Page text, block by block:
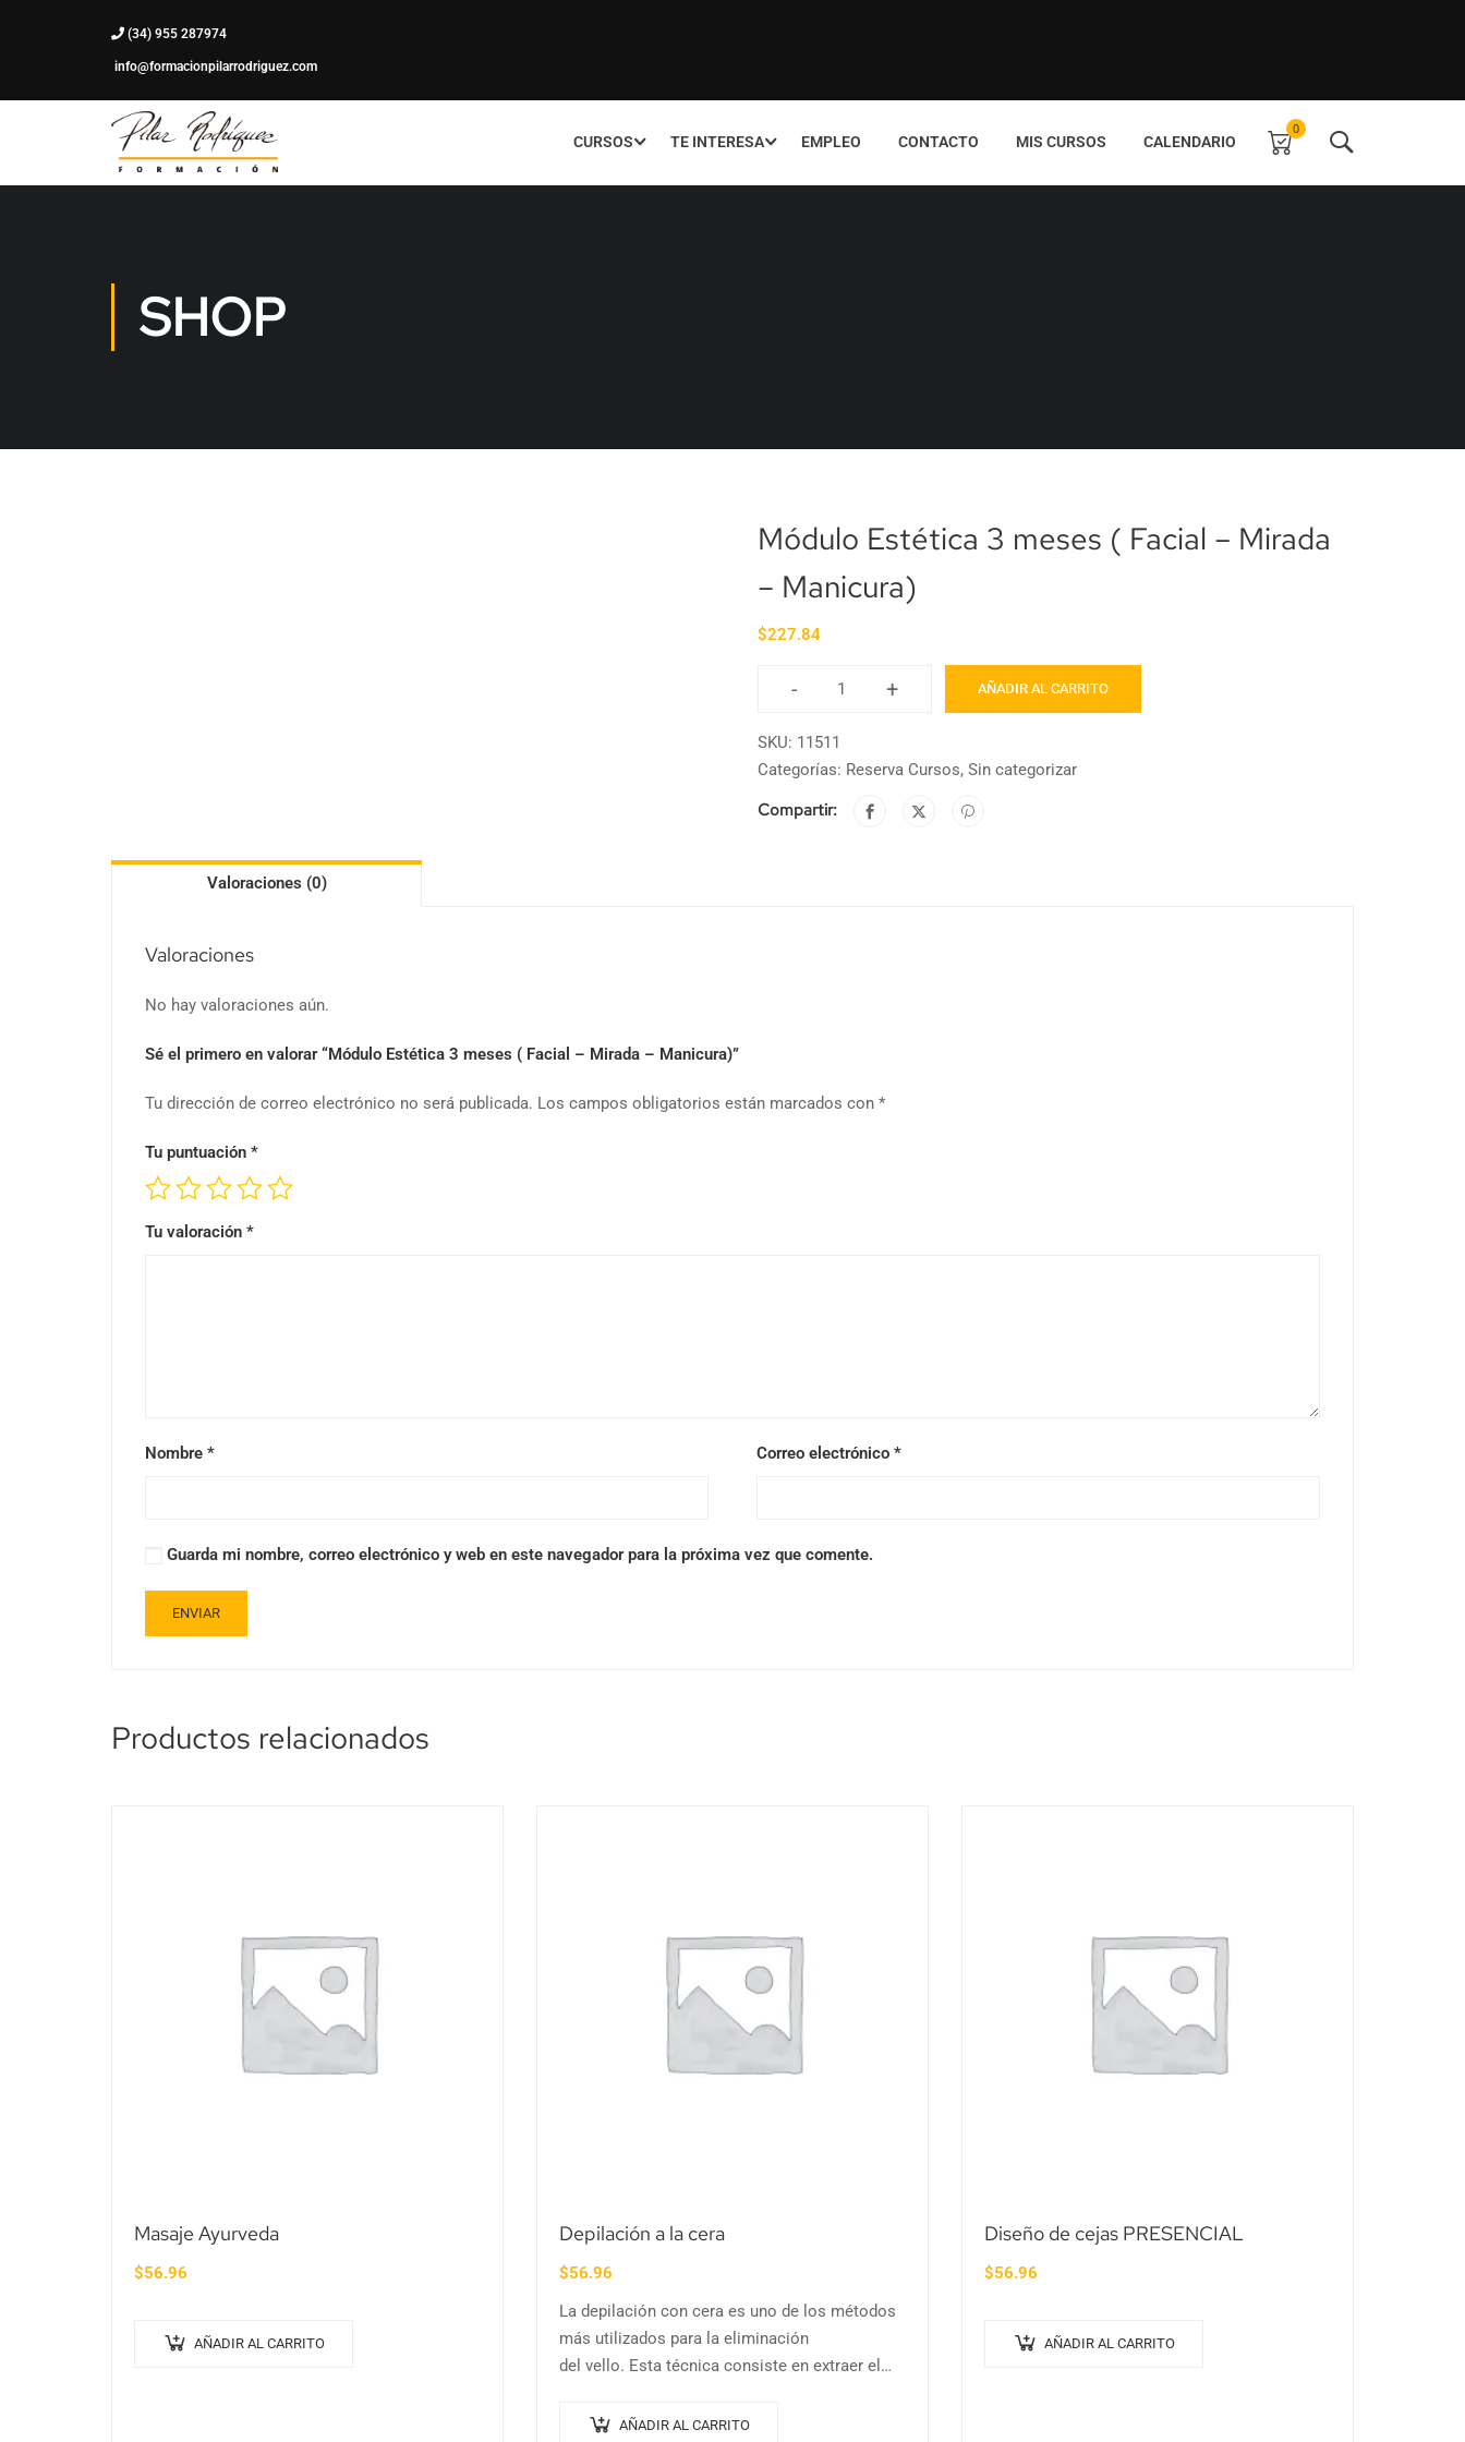
(34) 955 287974
info@formacionpilarrodriguez.com
CURSOS TE INTERESA EMPLEO CONTACTO MIS CURSOS CALENDARIO
0
SHOP
Módulo Estética 3 meses ( Facial – Mirada
– Manicura)
$227.84
- + AÑADIR AL CARRITO
SKU: 11511
Categorías: Reserva Cursos, Sin categorizar
Compartir:
Valoraciones (0)
Valoraciones
No hay valoraciones aún.
Sé el primero en valorar “Módulo Estética 3 meses ( Facial – Mirada – Manicura)”
Tu dirección de correo electrónico no será publicada. Los campos obligatorios están marcados con *
Tu puntuación *
Tu valoración *
Nombre * Correo electrónico *
Guarda mi nombre, correo electrónico y web en este navegador para la próxima vez que comente.
Productos relacionados
Masaje Ayurveda
$56.96
AÑADIR AL CARRITO
Depilación a la cera
$56.96
La depilación con cera es uno de los métodos
más utilizados para la eliminación
del vello. Esta técnica consiste en extraer el
AÑADIR AL CARRITO
Diseño de cejas PRESENCIAL
$56.96
AÑADIR AL CARRITO